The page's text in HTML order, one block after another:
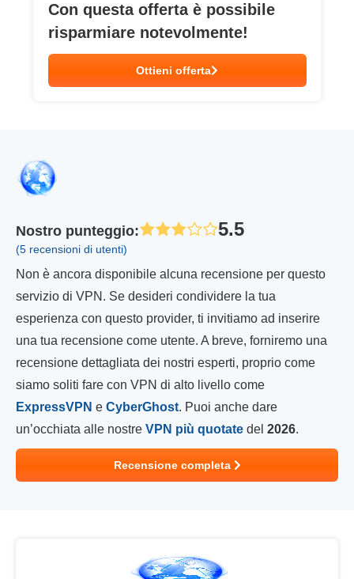
Con questa offerta è possibile
risparmiare notevolmente!
Ottieni offerta
Nostro punteggio: 5.5
(5 recensioni di utenti)
Non è ancora disponibile alcuna recensione per questo
servizio di VPN. Se desideri condividere la tua
esperienza con questo provider, ti invitiamo ad inserire
una tua recensione come utente. A breve, forniremo una
recensione dettagliata dei nostri esperti, proprio come
siamo soliti fare con VPN di alto livello come
ExpressVPN e CyberGhost. Puoi anche dare
un’occhiata alle nostre VPN più quotate del 2026.
Recensione completa